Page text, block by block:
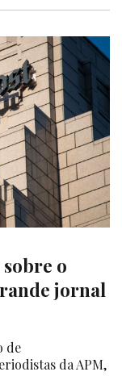
o
jornal
de
da APM,